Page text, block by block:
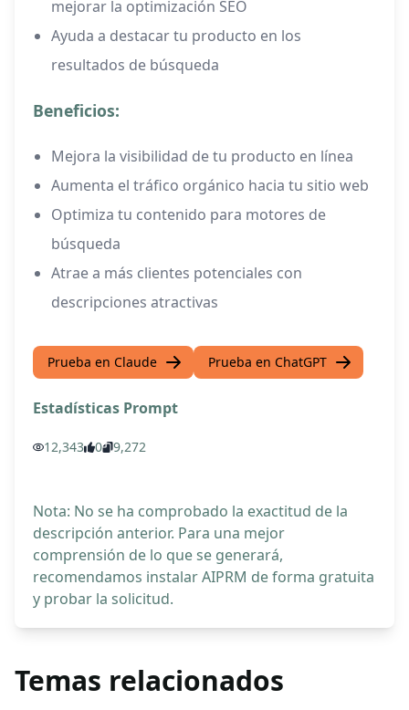
mejorar la optimización SEO
Ayuda a destacar tu producto en los
resultados de búsqueda
Beneficios:
Mejora la visibilidad de tu producto en línea
Aumenta el tráfico orgánico hacia tu sitio web
Optimiza tu contenido para motores de
búsqueda
Atrae a más clientes potenciales con
descripciones atractivas
Prueba en Claude Prueba en ChatGPT
Estadísticas Prompt
12,343 0 9,272
Nota: No se ha comprobado la exactitud de la
descripción anterior. Para una mejor
comprensión de lo que se generará,
recomendamos instalar AIPRM de forma gratuita
y probar la solicitud.
Temas relacionados